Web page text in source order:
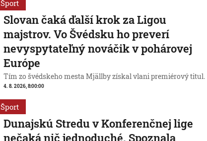
Šport
Slovan čaká ďalší krok za Ligou
majstrov. Vo Švédsku ho preverí
nevyspytateľný nováčik v pohárovej
Európe
Tím zo švédskeho mesta Mjällby získal vlani premiérový titul.
4. 8. 2026, 8:00:00
Šport
Dunajskú Stredu v Konferenčnej lige
nečaká nič jednoduché. Spoznala